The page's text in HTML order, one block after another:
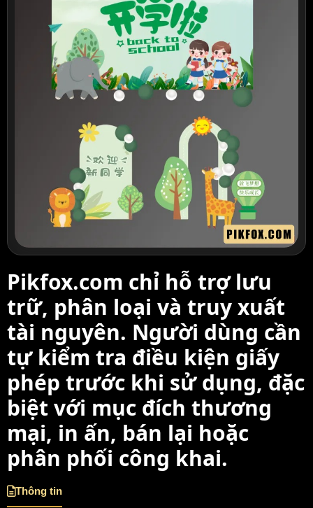
Pikfox.com chỉ hỗ trợ lưu
trữ, phân loại và truy xuất
tài nguyên. Người dùng cần
tự kiểm tra điều kiện giấy
phép trước khi sử dụng, đặc
biệt với mục đích thương
mại, in ấn, bán lại hoặc
phân phối công khai.
Thông tin